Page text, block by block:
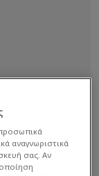
αναγνωριστικά
σας. Αν